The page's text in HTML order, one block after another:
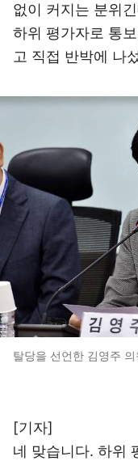
없이 커지는 분위
하위 평가자로 통
고 직접 반박에 나
탈당을 선언한 김영주
[기자]
네 맞습니다. 하위